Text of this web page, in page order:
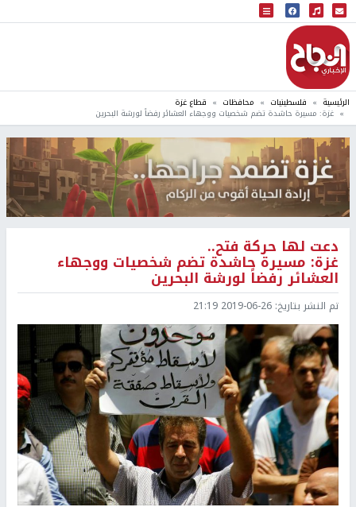
البث المباشر
إذاعة النجاح
الرئيسية فلسطينيات محافظات قطاع غزة
غزة: مسيرة حاشدة تضم شخصيات ووجهاء العشائر رفضاً لورشة البحرين
دعت لها حركة فتح..
غزة: مسيرة حاشدة تضم شخصيات ووجهاء
العشائر رفضاً لورشة البحرين
تم النشر بتاريخ: 2019-06-26 21:19